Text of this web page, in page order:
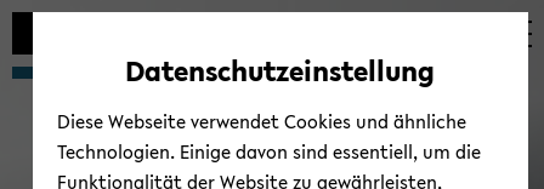
Automatische
vermeiden
zum
wechseln
zum
wechseln
zum
wechseln
Datenschutzeinstellung
Diese Webseite verwendet Cookies und ähnliche
Technologien. Einige davon sind essentiell, um die
Funktionalität der Website zu gewährleisten,